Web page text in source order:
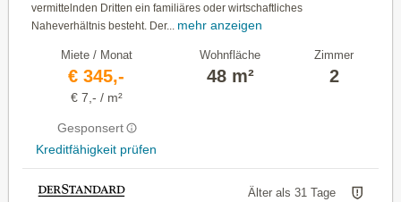
vermittelnden Dritten ein familiäres oder wirtschaftliches
Naheverhältnis besteht. Der... mehr anzeigen
Miete / Monat
€ 345,-
€ 7,- / m²
Gesponsert
Kreditfähigkeit prüfen
Wohnfläche
48 m²
Zimmer
2
Älter als 31 Tage